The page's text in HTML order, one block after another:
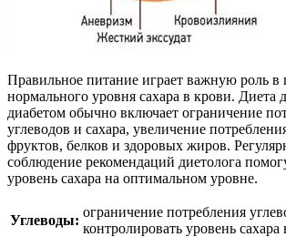
Правильное питание играет важную роль в
нормального уровня сахара в крови. Диета
диабетом обычно включает ограничение
углеводов и сахара, увеличение
фруктов, белков и здоровых жиров.
соблюдение рекомендаций диетолога
уровень сахара на оптимальном уровне.
Углеводы:
ограничение потребления
контролировать уровень сахара